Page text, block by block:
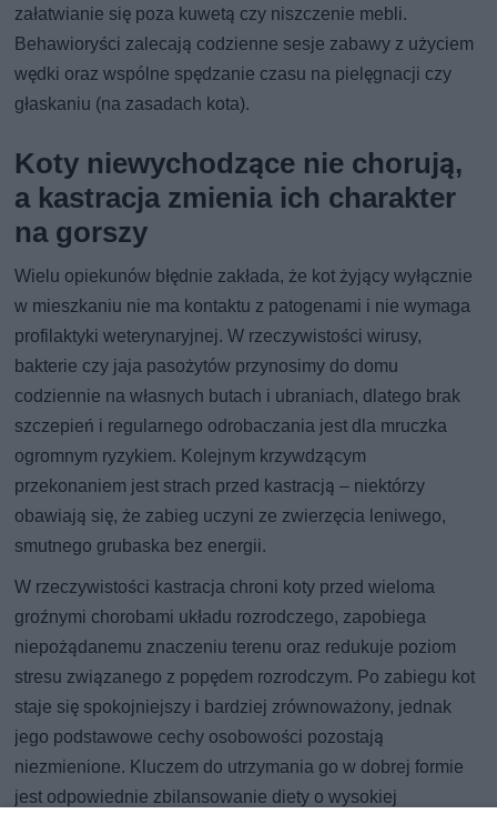
załatwianie się poza kuwetą czy niszczenie mebli.
Behawioryści zalecają codzienne sesje zabawy z użyciem
wędki oraz wspólne spędzanie czasu na pielęgnacji czy
głaskaniu (na zasadach kota).
Koty niewychodzące nie chorują,
a kastracja zmienia ich charakter
na gorszy
Wielu opiekunów błędnie zakłada, że kot żyjący wyłącznie
w mieszkaniu nie ma kontaktu z patogenami i nie wymaga
profilaktyki weterynaryjnej. W rzeczywistości wirusy,
bakterie czy jaja pasożytów przynosimy do domu
codziennie na własnych butach i ubraniach, dlatego brak
szczepień i regularnego odrobaczania jest dla mruczka
ogromnym ryzykiem. Kolejnym krzywdzącym
przekonaniem jest strach przed kastracją – niektórzy
obawiają się, że zabieg uczyni ze zwierzęcia leniwego,
smutnego grubaska bez energii.
W rzeczywistości kastracja chroni koty przed wieloma
groźnymi chorobami układu rozrodczego, zapobiega
niepożądanemu znaczeniu terenu oraz redukuje poziom
stresu związanego z popędem rozrodczym. Po zabiegu kot
staje się spokojniejszy i bardziej zrównoważony, jednak
jego podstawowe cechy osobowości pozostają
niezmienione. Kluczem do utrzymania go w dobrej formie
jest odpowiednie zbilansowanie diety o wysokiej